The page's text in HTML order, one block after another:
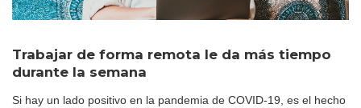
Trabajar de forma remota le da más tiempo
durante la semana
Si hay un lado positivo en la pandemia de COVID-19, es el hecho